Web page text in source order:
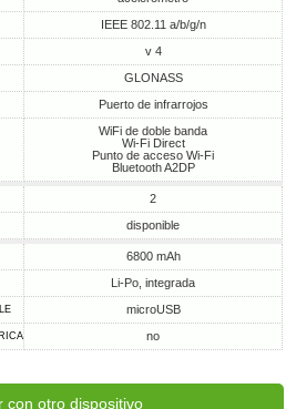
IEEE 802.11 a/b/g/n
v 4
GLONASS
Puerto de infrarrojos
WiFi de doble banda
Wi-Fi Direct
Punto de acceso Wi-Fi
Bluetooth A2DP
2
disponible
6800 mAh
Li-Po, integrada
microUSB
no
con otro dispositivo